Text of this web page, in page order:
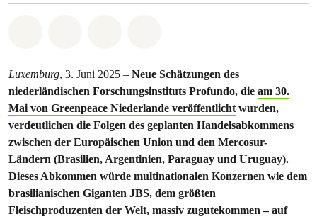
Luxemburg, 3. Juni 2025 – Neue Schätzungen des
niederländischen Forschungsinstituts Profundo, die am 30.
Mai von Greenpeace Niederlande veröffentlichtwurden,
verdeutlichen die Folgen des geplanten Handelsabkommens
zwischen der Europäischen Union und den Mercosur-
Ländern (Brasilien, Argentinien, Paraguay und Uruguay).
Dieses Abkommen würde multinationalen Konzernen wie dem
brasilianischen Giganten JBS, dem größten
Fleischproduzenten der Welt, massiv zugutekommen – auf